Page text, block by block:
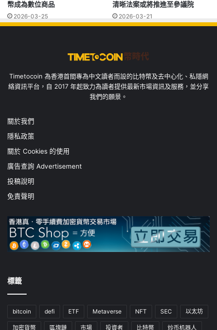
幣成為數位商品
2026-03-25
清晰法案或將推進至參議院
2026-03-21
Timetocoin 為香港首間專為中文讀者而設的比特幣及去中心化、私隱網
絡資訊平台，自 2017 年起致力為讀者提供最新市場資訊及服務，並分享
我們的願景。
關於我們
隱私政策
關於 Cookies 的使用
廣告查詢 Advertisement
投稿說明
免責聲明
標籤
bitcoin defi ETF Metaverse NFT SEC 以太坊
加密貨幣 區塊鏈 市場 投資者 比特幣 炒币机器人